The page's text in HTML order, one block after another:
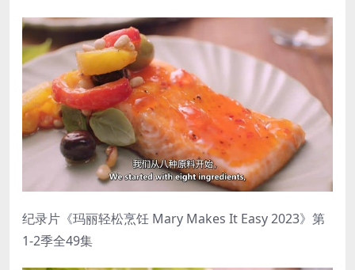
纪录片《玛丽轻松烹饪 Mary Makes It Easy 2023》第
1-2季全49集